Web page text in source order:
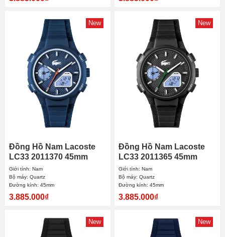
New
Đồng Hồ Nam Lacoste
LC33 2011370 45mm
Giới tính: Nam
Bộ máy: Quartz
Đường kính: 45mm
3.885.000₫
New
Đồng Hồ Nam Lacoste
LC33 2011365 45mm
Giới tính: Nam
Bộ máy: Quartz
Đường kính: 45mm
3.885.000₫
New New